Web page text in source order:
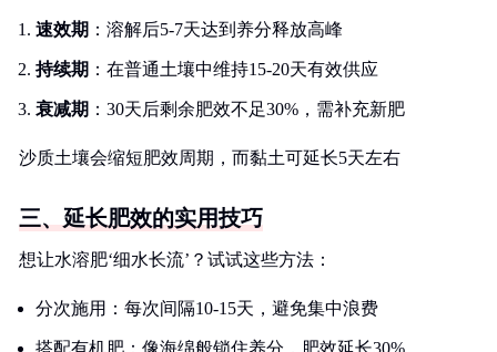
速效期 ：溶解后5-7天达到养分释放高峰
持续期 ：在普通土壤中维持15-20天有效供应
衰减期 ：30天后剩余肥效不足30%，需补充新肥
沙质土壤会缩短肥效周期，而黏土可延长5天左右
三、延长肥效的实用技巧
想让水溶肥‘细水长流’？试试这些方法：
分次施用：每次间隔10-15天，避免集中浪费
搭配有机肥：像海绵般锁住养分，肥效延长30%